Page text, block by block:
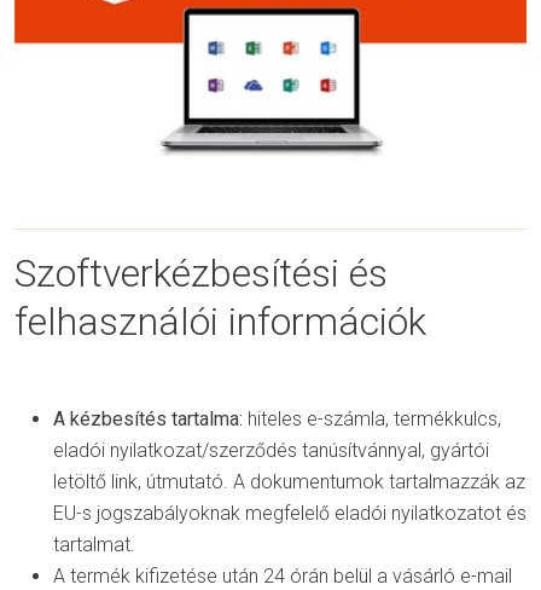
Szoftverkézbesítési és
felhasználói információk
A kézbesítés tartalma: hiteles e-számla, termékkulcs,
eladói nyilatkozat/szerződés tanúsítvánnyal, gyártói
letöltő link, útmutató. A dokumentumok tartalmazzák az
EU-s jogszabályoknak megfelelő eladói nyilatkozatot és
tartalmat.
A termék kifizetése után 24 órán belül a vásárló e-mail